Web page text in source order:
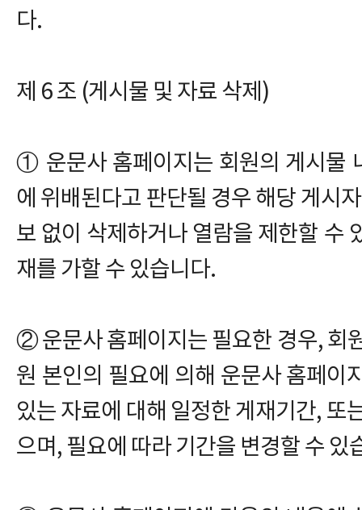
다.
제 6 조 (게시물 및 자료 삭제)
① 운문사 홈페이지는 회원의 게시물
에 위배된다고 판단될 경우 해당 게시
보 없이 삭제하거나 열람을 제한할 수
재를 가할 수 있습니다.
② 운문사 홈페이지는 필요한 경우, 회
원 본인의 필요에 의해 운문사 홈페이
있는 자료에 대해 일정한 게재기간, 또
으며, 필요에 따라 기간을 변경할 수 있